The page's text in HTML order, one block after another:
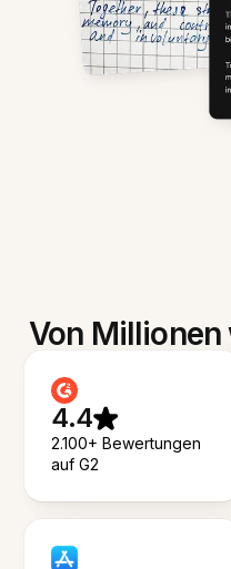
Von
4.4
2.100+ Bewertungen
auf G2